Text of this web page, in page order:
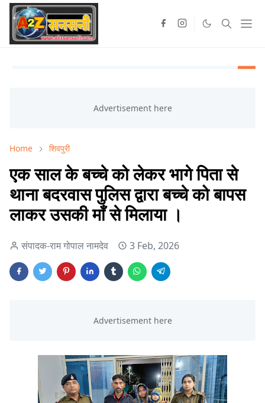
Home शिवपुरी
एक साल के बच्चे को लेकर भागे पिता से
थाना बदरवास पुलिस द्वारा बच्चे को बापस
लाकर उसकी माँ से मिलाया ।
संपादक-राम गोपाल नामदेव 3 Feb, 2026